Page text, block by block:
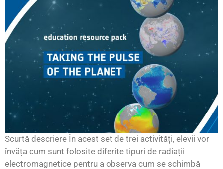
Scurtă descriere În acest set de trei activități, elevii vor
învăța cum sunt folosite diferite tipuri de radiații
electromagnetice pentru a observa cum se schimbă